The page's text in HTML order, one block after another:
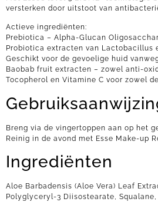
versterken door uitstoot van
Actieve ingrediënten:
Prebiotica – Alpha-Glucan
Probiotica extracten van Lactobacillus
Geschikt voor de gevoelige huid
Baobab fruit extracten – zowel anti-
Tocopherol en Vitamine C voor zowel
Breng via de vingertoppen aan op het
Reinig in de avond met Esse Make-up
Ingrediënten
Aloe Barbadensis (Aloe Vera) Leaf
Polyglyceryl-3 Diisostearate,